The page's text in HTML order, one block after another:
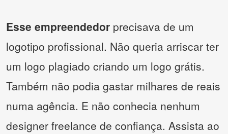
Esse empreendedor precisava de um
logotipo profissional. Não queria arriscar ter
um logo plagiado criando um logo grátis.
Também não podia gastar milhares de reais
numa agência. E não conhecia nenhum
designer freelance de confiança. Assista ao